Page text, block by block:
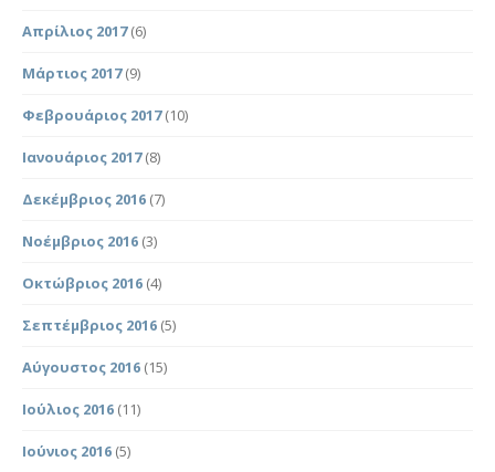
Απρίλιος 2017(6)
Μάρτιος 2017(9)
Φεβρουάριος 2017(10)
Ιανουάριος 2017(8)
Δεκέμβριος 2016 (7)
Νοέμβριος 2016 (3)
Οκτώβριος 2016 (4)
Σεπτέμβριος 2016 (5)
Αύγουστος 2016 (15)
Ιούλιος 2016 (11)
Ιούνιος 2016 (5)